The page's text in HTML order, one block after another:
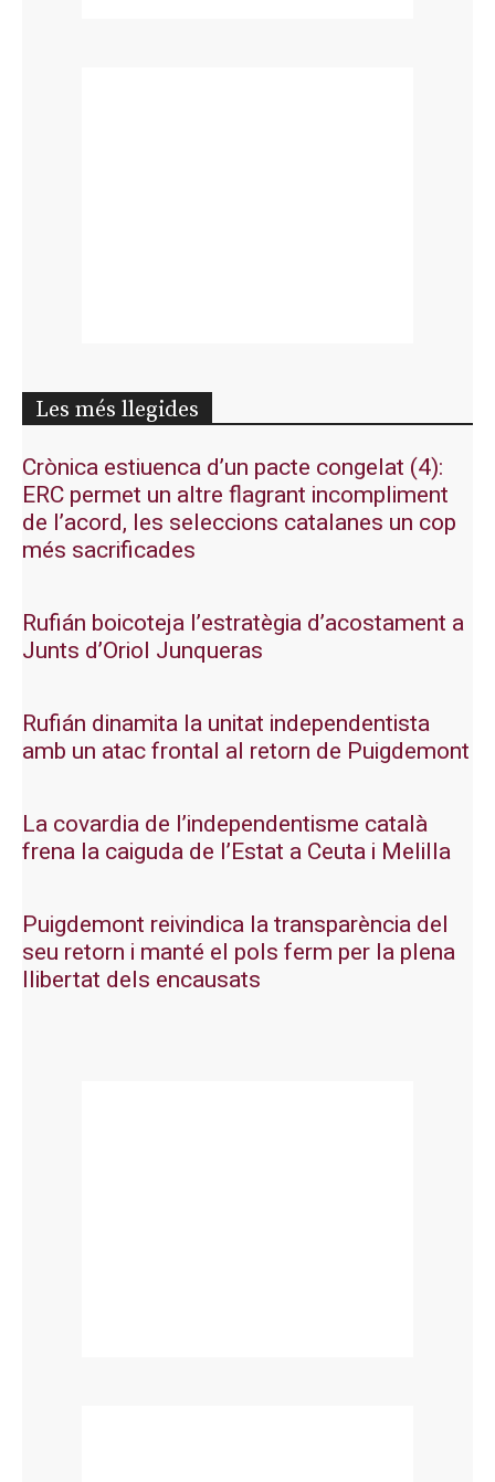
Les més llegides
Crònica estiuenca d’un pacte congelat (4):
ERC permet un altre flagrant incompliment
de l’acord, les seleccions catalanes un cop
més sacrificades
Rufián boicoteja l’estratègia d’acostament a
Junts d’Oriol Junqueras
Rufián dinamita la unitat independentista
amb un atac frontal al retorn de Puigdemont
La covardia de l’independentisme català
frena la caiguda de l’Estat a Ceuta i Melilla
Puigdemont reivindica la transparència del
seu retorn i manté el pols ferm per la plena
llibertat dels encausats